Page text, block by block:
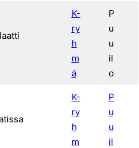
K-
ry
h
m
ä
P
u
u
il
o
K-
ry
h
m
P
u
u
il